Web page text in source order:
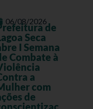
06/08/2026
de
Seca
I Semana
Combate à
a
com
de